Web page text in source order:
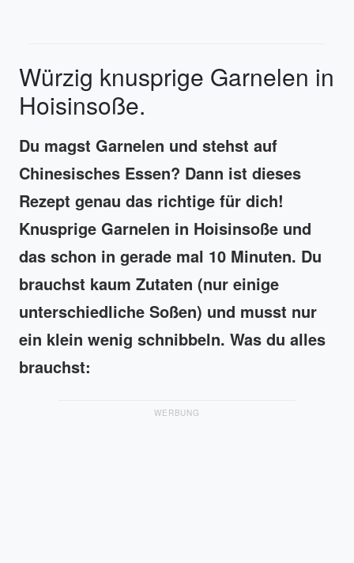
Würzig knusprige Garnelen in
Hoisinsoße.
Du magst Garnelen und stehst auf
Chinesisches Essen? Dann ist dieses
Rezept genau das richtige für dich!
Knusprige Garnelen in Hoisinsoße und
das schon in gerade mal 10 Minuten. Du
brauchst kaum Zutaten (nur einige
unterschiedliche Soßen) und musst nur
ein klein wenig schnibbeln. Was du alles
brauchst:
WERBUNG